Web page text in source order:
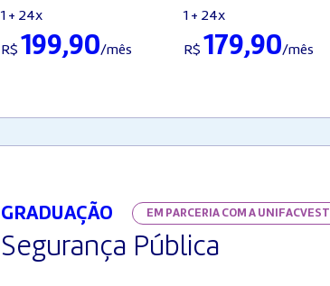
1 + 24x
R$ 199,90/mês
1 + 24x
R$ 179,90/mês
GRADUAÇÃO EM PARCERIA COM A UNIFACVEST
Segurança Pública